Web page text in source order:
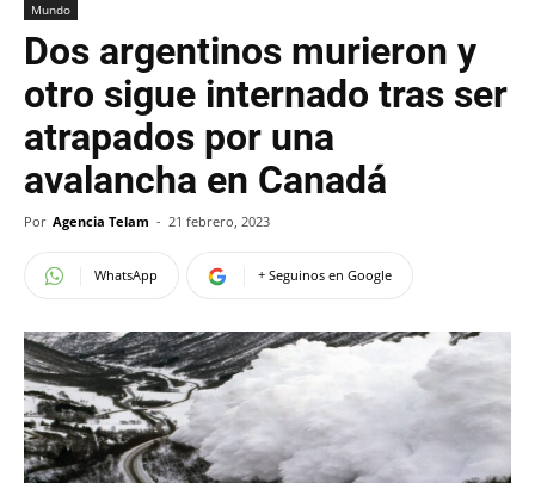
Mundo
Dos argentinos murieron y
otro sigue internado tras ser
atrapados por una
avalancha en Canadá
Por Agencia Telam - 21 febrero, 2023
WhatsApp + Seguinos en Google